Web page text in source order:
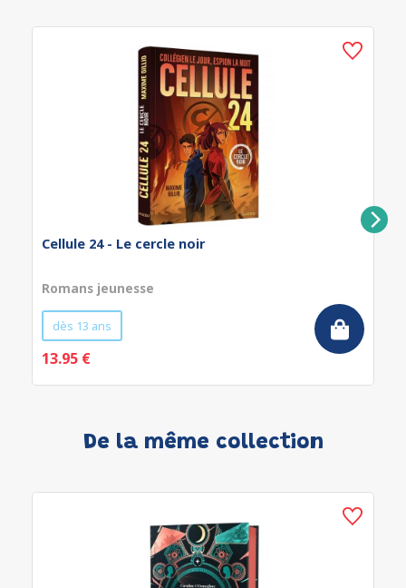
Cellule 24 - Le cercle noir
Romans jeunesse
dès 13 ans
13.95 €
De la même collection